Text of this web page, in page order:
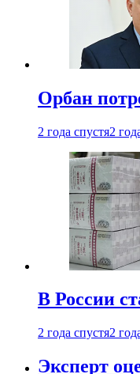
Орбан
2 года спустя2
В России
2 года спустя2
Эксперт